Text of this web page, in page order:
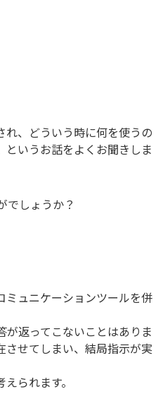
れ、どういう時に何を使うの
いうお話をよくお聞きしま
でしょうか？
ミュニケーションツールを併
返ってこないことはありま
せてしまい、結局指示が実
られます。